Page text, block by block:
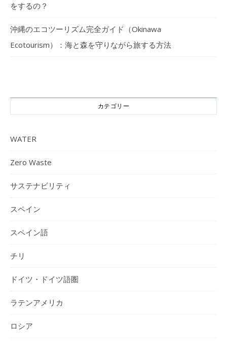
をするの？
沖縄のエコツーリズム完全ガイド（Okinawa
Ecotourism）：海と森を守りながら旅する方法
カテゴリー
WATER
Zero Waste
サステナビリティ
スペイン
スペイン語
チリ
ドイツ・ドイツ語圏
ラテンアメリカ
ロシア